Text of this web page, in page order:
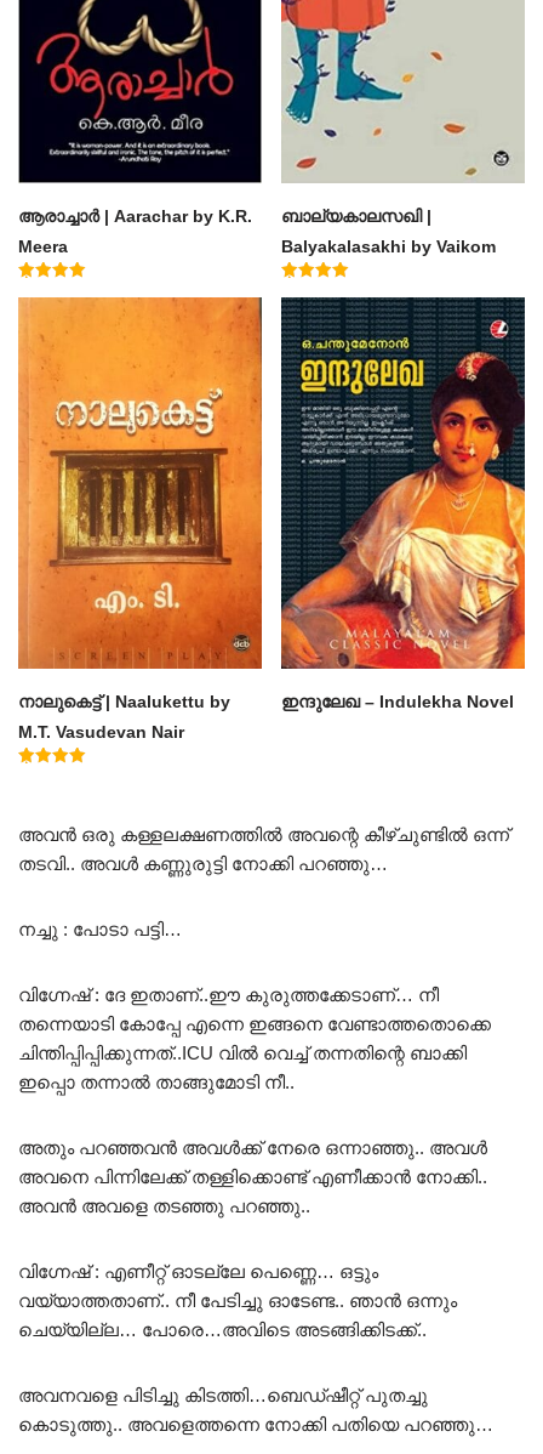
ആരാച്ചാര്‍ | Aarachar by K.R.
Meera
ബാല്യകാലസഖി |
Balyakalasakhi by Vaikom
Muhammad Basheer
4.60
out of 5
നാലുകെട്ട് | Naalukettu by
M.T. Vasudevan Nair
ഇന്ദുലേഖ – Indulekha Novel
അവൻ ഒരു കള്ളലക്ഷണത്തിൽ അവന്റെ കീഴ്ചുണ്ടിൽ ഒന്ന്
തടവി.. അവൾ കണ്ണുരുട്ടി നോക്കി പറഞ്ഞു…
നച്ചു : പോടാ പട്ടി…
വിഗ്നേഷ് : ദേ ഇതാണ്..ഈ കുരുത്തക്കേടാണ്… നീ
തന്നെയാടി കോപ്പേ എന്നെ ഇങ്ങനെ വേണ്ടാത്തതൊക്കെ
ചിന്തിപ്പിപ്പിക്കുന്നത്..ICU വിൽ വെച്ച് തന്നതിന്റെ ബാക്കി
ഇപ്പൊ തന്നാൽ താങ്ങുമോടി നീ..
അതും പറഞ്ഞവൻ അവൾക്ക് നേരെ ഒന്നാഞ്ഞു.. അവൾ
അവനെ പിന്നിലേക്ക് തള്ളിക്കൊണ്ട് എണീക്കാൻ നോക്കി..
അവൻ അവളെ തടഞ്ഞു പറഞ്ഞു..
വിഗ്നേഷ് : എണീറ്റ് ഓടല്ലേ പെണ്ണെ… ഒട്ടും
വയ്യാത്തതാണ്.. നീ പേടിച്ചു ഓടേണ്ട.. ഞാൻ ഒന്നും
ചെയ്യില്ല… പോരെ…അവിടെ അടങ്ങിക്കിടക്ക്..
അവനവളെ പിടിച്ചു കിടത്തി…ബെഡ്ഷീറ്റ് പുതച്ചു
കൊടുത്തു.. അവളെത്തന്നെ നോക്കി പതിയെ പറഞ്ഞു…